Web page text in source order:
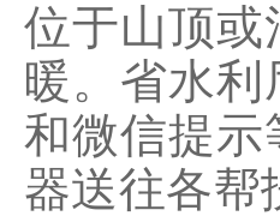
位于山顶或
暖。省水
和微信提示
器送往各帮